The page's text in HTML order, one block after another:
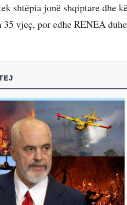
shtëpia jonë shqiptare dhe
35 vjeç, por edhe RENEA